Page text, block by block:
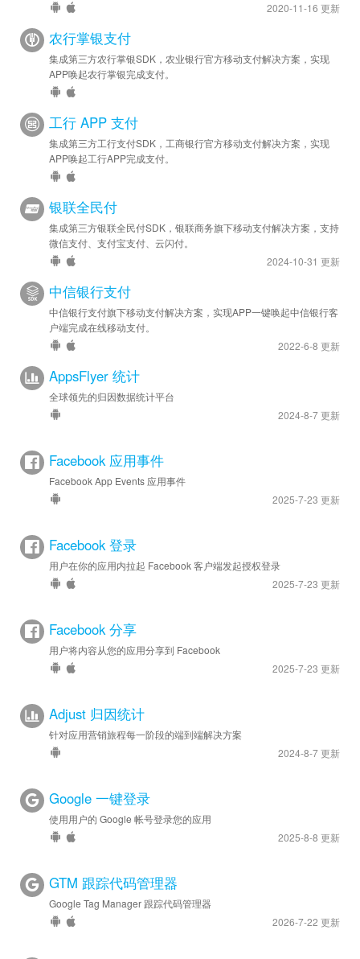
2020-11-16 更新
农行掌银支付
集成第三方农行掌银SDK，农业银行官方移动支付解决方案，实现
APP唤起农行掌银完成支付。
工行 APP 支付
集成第三方工行支付SDK，工商银行官方移动支付解决方案，实现
APP唤起工行APP完成支付。
银联全民付
集成第三方银联全民付SDK，银联商务旗下移动支付解决方案，支持
微信支付、支付宝支付、云闪付。
2024-10-31 更新
中信银行支付
中信银行支付旗下移动支付解决方案，实现APP一键唤起中信银行客
户端完成在线移动支付。
2022-6-8 更新
AppsFlyer 统计
全球领先的归因数据统计平台
2024-8-7 更新
Facebook 应用事件
Facebook App Events 应用事件
2025-7-23 更新
Facebook 登录
用户在你的应用内拉起 Facebook 客户端发起授权登录
2025-7-23 更新
Facebook 分享
用户将内容从您的应用分享到 Facebook
2025-7-23 更新
Adjust 归因统计
针对应用营销旅程每一阶段的端到端解决方案
2024-8-7 更新
Google 一键登录
使用用户的 Google 帐号登录您的应用
2025-8-8 更新
GTM 跟踪代码管理器
Google Tag Manager 跟踪代码管理器
2026-7-22 更新